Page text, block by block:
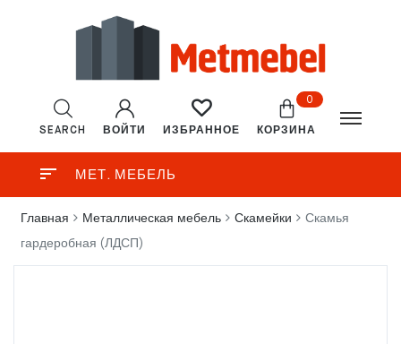
SEARCH ВОЙТИ ИЗБРАННОЕ
0
КОРЗИНА
МЕТ. МЕБЕЛЬ
Главная Металлическая мебель Скамейки
Скамья
гардеробная (ЛДСП)